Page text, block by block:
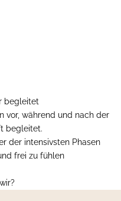
begleitet
vor, während und nach der
begleitet.
der intensivsten Phasen
frei zu fühlen